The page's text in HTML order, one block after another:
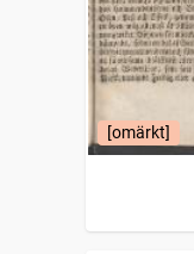
[omärkt]